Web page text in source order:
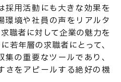
採用活動にも大きな効果を
環境や社員の声をリアルタ
職者に対して企業の魅力を
若年層の求職者にとって、
の重要なツールであり、
さをアピールする絶好の機